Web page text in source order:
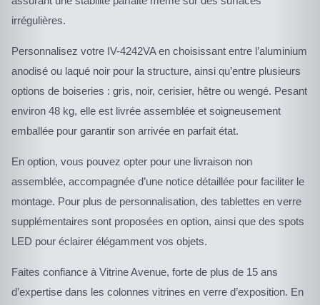
irrégulières.
Personnalisez votre IV-4242VA en choisissant entre l’aluminium
anodisé ou laqué noir pour la structure, ainsi qu’entre plusieurs
options de boiseries : gris, noir, cerisier, hêtre ou wengé. Pesant
environ 48 kg, elle est livrée assemblée et soigneusement
emballée pour garantir son arrivée en parfait état.
En option, vous pouvez opter pour une livraison non
assemblée, accompagnée d’une notice détaillée pour faciliter le
montage. Pour plus de personnalisation, des tablettes en verre
supplémentaires sont proposées en option, ainsi que des spots
LED pour éclairer élégamment vos objets.
Faites confiance à Vitrine Avenue, forte de plus de 15 ans
d’expertise dans les colonnes vitrines en verre d’exposition. En